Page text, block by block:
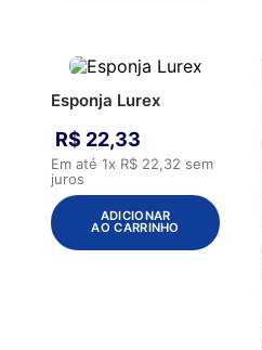
Esponja Lurex
R$ 22,33
Em até1x R$ 22,32 sem
juros
ADICIONAR
AO CARRINHO